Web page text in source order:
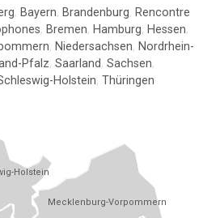
, Bayern, Brandenburg, Rencontre
, Bremen, Hamburg, Hessen,
, Niedersachsen, Nordrhein-
Pfalz,Saarland,Sachsen,
Holstein,Thüringen
Holstein
Mecklenburg-Vorpommern